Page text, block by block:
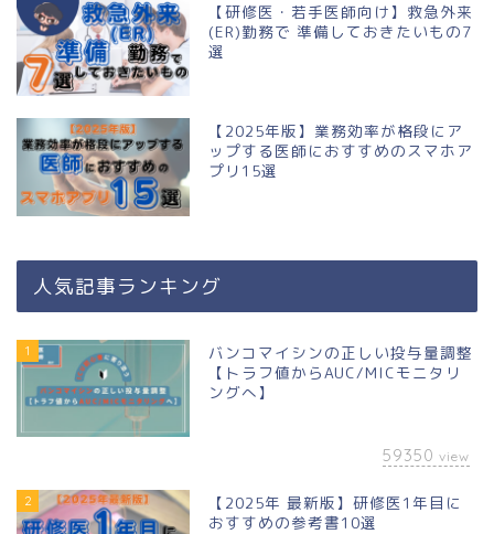
【研修医・若手医師向け】救急外来
(ER)勤務で 準備しておきたいもの7
選
【2025年版】業務効率が格段にア
ップする医師におすすめのスマホア
プリ15選
人気記事ランキング
1
バンコマイシンの正しい投与量調整
【トラフ値からAUC/MICモニタリ
ングへ】
59350 view
2
【2025年 最新版】研修医1年目に
おすすめの参考書10選